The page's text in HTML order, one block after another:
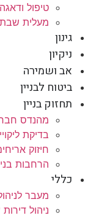
טיפול
מעלית שבת
גינון
ניקיון
אב ושמירה
ביטוח לבניין
תחזוק בניין
מהנדס
בדיקת
חיזוק
הרחבות
כללי
מעבר
ניהול דירות